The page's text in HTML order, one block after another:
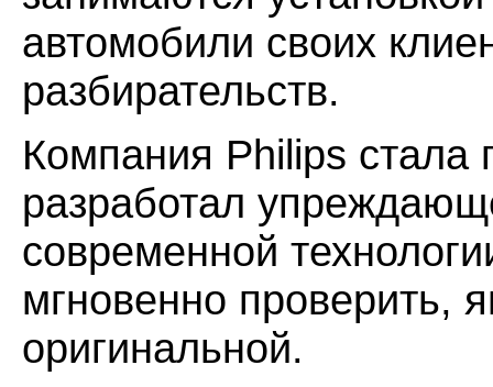
автомобили своих
разбирательств.
Компания Philips стала
разработал
современной
мгновенно проверить,
оригинальной.